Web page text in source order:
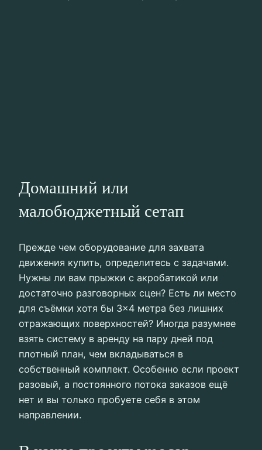
Домашний или
малобюджетный сетап
Прежде чем оборудование для захвата
движения купить, определитесь с задачами.
Нужны ли вам прыжки с акробатикой или
достаточно разговорных сцен? Есть ли место
для съёмки хотя бы 3×4 метра без лишних
отражающих поверхностей? Иногда разумнее
взять систему в аренду на пару дней под
плотный план, чем вкладываться в
собственный комплект. Особенно если проект
разовый, а постоянного потока заказов ещё
нет и вы только пробуете себя в этом
направлении.